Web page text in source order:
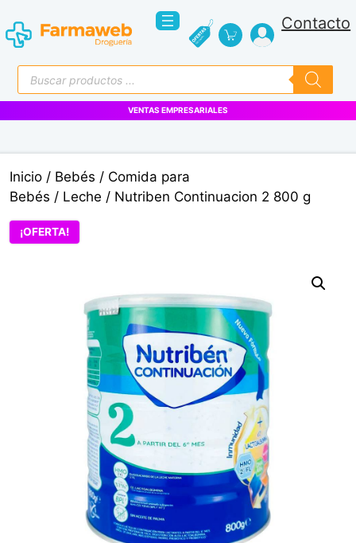
al
contenido
Contacto
Búsqueda
de
productos
VENTAS EMPRESARIALES
Inicio / Bebés / Comida para
Bebés / Leche / Nutriben Continuacion 2 800 g
¡OFERTA!